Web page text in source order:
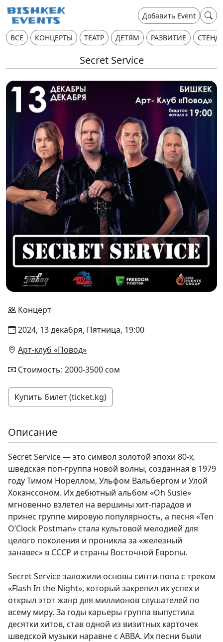
Добавить Event
ВСЕ КОНЦЕРТЫ ТЕАТР ДЕТЯМ РАЗВИТИЕ
Secret Service
Концерт
2024, 13 декабря, Пятница, 19:00
Арт-клуб «Повод»
Стоимость: 2000-3500 сом
Купить билет (ticket.kg)
Описание
Secret Service — это символ золотой эпохи 80-х,
шведская поп-группа новой волны, созданная в 1979
году Тимом Нореллом, Ульфом Вальбергом и Улой
Хоканссоном. Их дебютный альбом «Oh Susie»
мгновенно взлетел на вершины хит-парадов и
принес группе мировую популярность, а песня «Ten
O’Clock Postman» стала культовой мелодией для
целого поколения и проникла за «железный
занавес» в СССР и страны Восточной Европы.
Secret Service заложили основы синти-попа с треком
«Flash In the Night», который закрепил их успех и
открыл этот жанр для миллионов слушателей по
всему миру. За годы карьеры группа выпустила
десятки хитов, став одной из визитных карточек
шведской музыки наравне с ABBA. Их песни были